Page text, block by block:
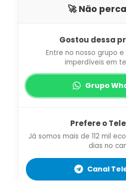
🚀 Não
Gostou dessa
Entre no nosso grupo
imperdíveis em
Grupo
Prefere o
Já somos mais de 112 mil
dias no
Canal